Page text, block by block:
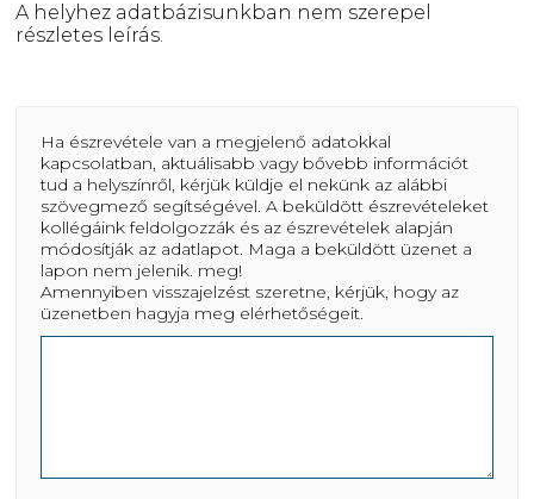
A helyhez adatbázisunkban nem szerepel
részletes leírás.
Ha észrevétele van a megjelenő adatokkal
kapcsolatban, aktuálisabb vagy bővebb információt
tud a helyszínről, kérjük küldje el nekünk az alábbi
szövegmező segítségével. A beküldött észrevételeket
kollégáink feldolgozzák és az észrevételek alapján
módosítják az adatlapot. Maga a beküldött üzenet a
lapon nem jelenik. meg!
Amennyiben visszajelzést szeretne, kérjük, hogy az
üzenetben hagyja meg elérhetőségeit.